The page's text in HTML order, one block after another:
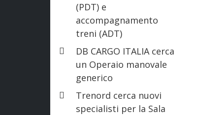
(PDT) e
accompagnamento
treni (ADT)
DB CARGO ITALIA cerca
un Operaio manovale
generico
Trenord cerca nuovi
specialisti per la Sala